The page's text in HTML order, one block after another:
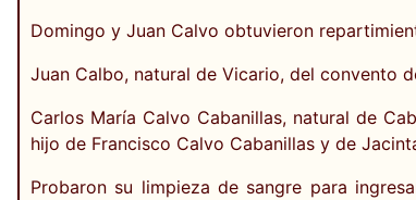
Domingo y Juan Calvo obtuvieron
Juan Calbo, natural de Vicario, del convento
Carlos María Calvo Cabanillas, natural de
hijo de Francisco Calvo Cabanillas y de
Probaron su limpieza de sangre para